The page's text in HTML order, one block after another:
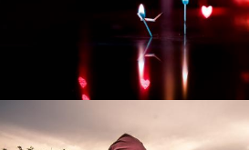
Смотреть проект